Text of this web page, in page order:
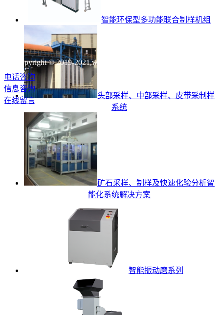
智能环保型多功能联合制样机组
头部采样、中部采样、皮带采制样
系统
矿石采样、制样及快速化验分析智
能化系统解决方案
智能振动磨系列
Copyright © 2019-2021,www.zjhlyq.com,All rights reserved
电话咨询
信息咨询
在线留言